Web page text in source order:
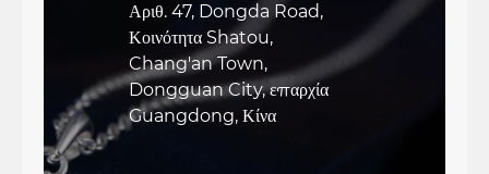
Αριθ. 47, Dongda Road,
Κοινότητα Shatou,
Chang'an Town,
Dongguan City, επαρχία
Guangdong, Κίνα